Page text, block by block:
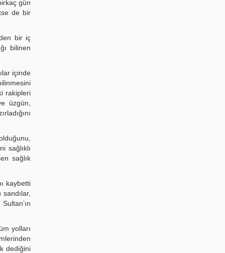
gün
de bir
bir iç
bilinen
içinde
rakipleri
üzgün,
sağlıklı
sağlık
kaybetti
yolları
dediğini